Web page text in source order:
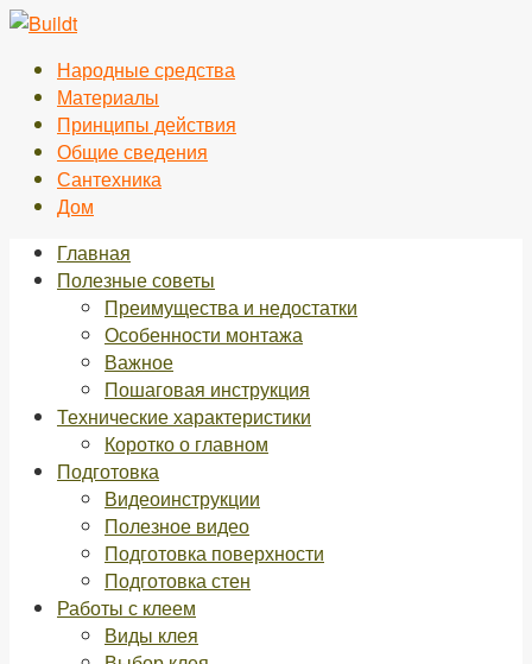
Перейти
контентуНародные средства
Материалы
Принципы действия
Общие сведения
Сантехника
Дом
Главная
Полезные советы
Преимущества и недостатки
Особенности монтажа
Важное
Пошаговая инструкция
Технические характеристики
Коротко о главном
Подготовка
Видеоинструкции
Полезное видео
Подготовка поверхности
Подготовка стен
Работы с клеем
Виды клея